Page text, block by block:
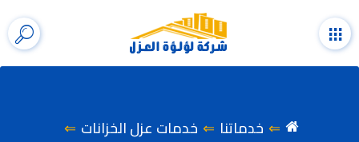
التجاوز
إلى
المحتوى
القائمة
خدماتنا
خدمات عزل الخزانات